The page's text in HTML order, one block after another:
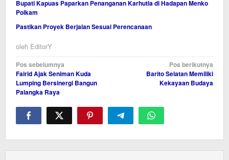
Bupati Kapuas Paparkan Penanganan Karhutla di Hadapan Menko
Polkam
Pastikan Proyek Berjalan Sesuai Perencanaan
oleh EditorY
Navigasi
pos
Pos sebelumnya
Fairid Ajak Seniman Kuda
Lumping Bersinergi Bangun
Palangka Raya
Pos berikutnya
Barito Selatan Memiliki
Kekayaan Budaya